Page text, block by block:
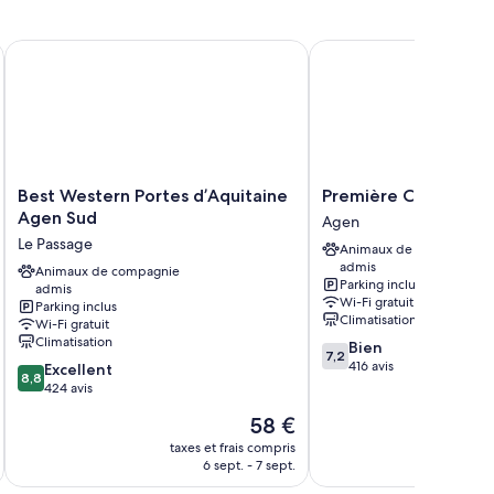
Best
Western
Portes
d’Aquitaine
Agen
Sud
Le
Passage
Best Western Portes d’Aquitaine
Agen Sud
Le Passage
Animaux de compagnie
admis
Parking inclus
Wi-Fi gratuit
Climatisation
8.8
sur
8,8 Excellent
424 avis
Le
nouveau
prix
58 €
taxes et frais compris
6 sept. - 7 sept.
Best Western Portes d’Aquitaine Agen Sud
Première
Classe
Agen
Agen
Première Classe
Agen
Animaux de compagnie
admis
Parking inclus
Wi-Fi gratuit
Climatisation
7.2
sur
7,2 Bien
416 avis
Première Classe Agen